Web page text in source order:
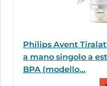
Philips Avent
a mano singolo a
BPA (modello...